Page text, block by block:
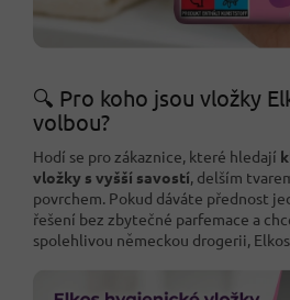
🔍 Pro koho jsou vložky
volbou?
Hodí se pro zákaznice, které hledají
vložky s vyšší savostí, delším
povrchem. Pokud dáváte přednost
řešení bez zbytečné parfemace a
spolehlivou německou drogerii,